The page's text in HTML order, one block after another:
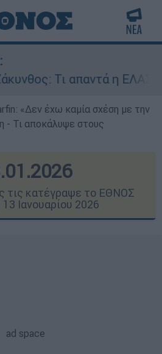
η ΕΛΑΣ για τους 8
«Δεν έχω καμία σχέση με την
- Τι αποκάλυψε στους
τις κατέγραψε το ΕΘΝΟΣ
Ιανουαρίου 2026